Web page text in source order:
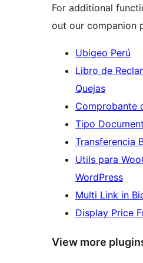
For additional
out our companion
Ubigeo Perú
Libro de
Quejas
Comprobante
Tipo
Transferencia
Utils para
WordPress
Multi Link in
Display Price
View more